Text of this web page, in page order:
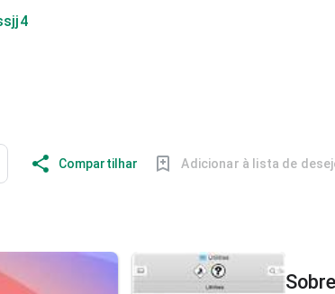
Compartilhar Adicionar à lista de